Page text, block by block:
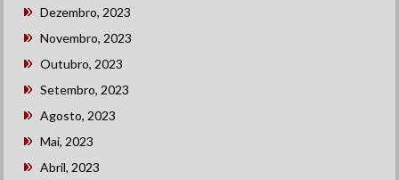
Dezembro, 2023
Novembro, 2023
Outubro, 2023
Setembro, 2023
Agosto, 2023
Mai, 2023
Abril, 2023